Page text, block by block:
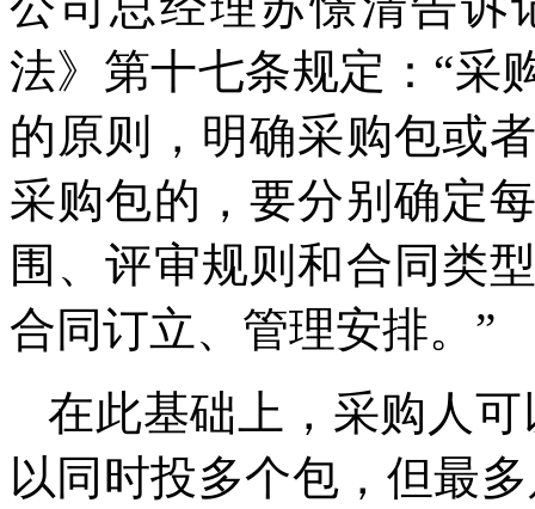
法》第十七条规定：“采
的原则，明确采购包或
采购包的，要分别确定
围、评审规则和合同类
合同订立、管理安排。”
在此基础上，采购人
以同时投多个包，但最